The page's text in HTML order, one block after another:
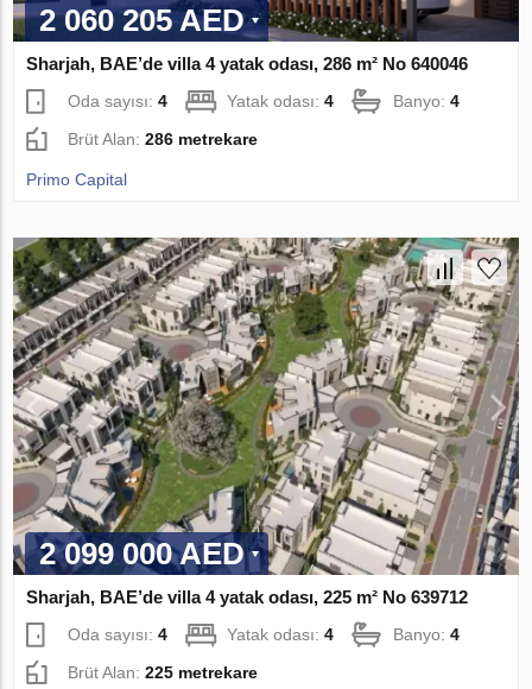
2 060 205 AED
Sharjah, BAE’de villa 4 yatak odası, 286 m² No 640046
Oda sayısı:4 Yatak odası:4 Banyo:4
Brüt Alan:286 metrekare
Primo Capital
2 099 000 AED
Sharjah, BAE’de villa 4 yatak odası, 225 m² No 639712
Oda sayısı:4 Yatak odası:4 Banyo:4
Brüt Alan:225 metrekare